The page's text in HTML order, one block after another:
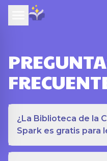
¿La Biblioteca de la
Spark es gratis para